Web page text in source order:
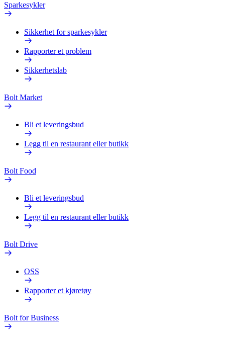
Sparkesykler
Sikkerhet for sparkesykler
Rapporter et problem
Sikkerhetslab
Bolt Market
Bli et leveringsbud
Legg til en restaurant eller butikk
Bolt Food
Bli et leveringsbud
Legg til en restaurant eller butikk
Bolt Drive
OSS
Rapporter et kjøretøy
Bolt for Business